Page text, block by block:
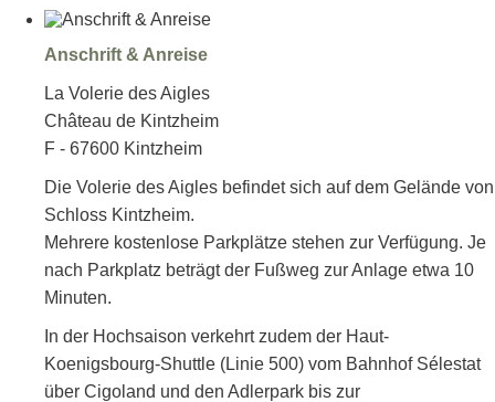
Anschrift & Anreise
La Volerie des Aigles
Château de Kintzheim
F - 67600 Kintzheim
Die Volerie des Aigles befindet sich auf dem Gelände von
Schloss Kintzheim.
Mehrere kostenlose Parkplätze stehen zur Verfügung. Je
nach Parkplatz beträgt der Fußweg zur Anlage etwa 10
Minuten.
In der Hochsaison verkehrt zudem der Haut-
Koenigsbourg-Shuttle (Linie 500) vom Bahnhof Sélestat
über Cigoland und den Adlerpark bis zur